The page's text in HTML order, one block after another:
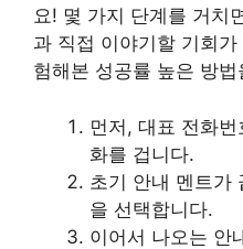
요! 몇 가지 단계를 거치
과 직접 이야기할 기회
험해본 성공률 높은 방
먼저, 대표 전화번
화를 겁니다.
초기 안내 멘트가
을 선택합니다.
이어서 나오는 안